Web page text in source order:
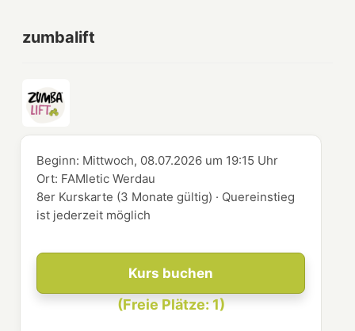
zumbalift
Kurs buchen
(Freie Plätze: 1)
Beginn: Mittwoch, 08.07.2026 um 19:15 Uhr
Ort: FAMletic Werdau
8er Kurskarte (3 Monate gültig) · Quereinstieg
ist jederzeit möglich